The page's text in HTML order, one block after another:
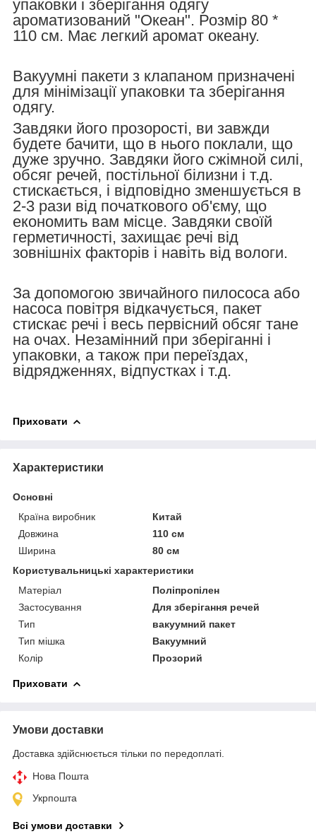
упаковки і зберігання одягу
ароматизований "Океан". Розмір 80 *
110 см. Має легкий аромат океану.
Вакуумні пакети з клапаном призначені
для мінімізації упаковки та зберігання
одягу.
Завдяки його прозорості, ви завжди
будете бачити, що в нього поклали, що
дуже зручно. Завдяки його сжімной силі,
обсяг речей, постільної білизни і т.д.
стискається, і відповідно зменшується в
2-3 рази від початкового об'єму, що
економить вам місце. Завдяки своїй
герметичності, захищає речі від
зовнішніх факторів і навіть від вологи.
За допомогою звичайного пилососа або
насоса повітря відкачується, пакет
стискає речі і весь первісний обсяг тане
на очах. Незамінний при зберіганні і
упаковки, а також при переїздах,
відрядженнях, відпустках і т.д.
Приховати
Характеристики
Основні
Країна виробник
Китай
Довжина
110 см
Ширина
80 см
Користувальницькі характеристики
Матеріал
Поліпропілен
Застосування
Для зберігання речей
Тип
вакуумний пакет
Тип мішка
Вакуумний
Колір
Прозорий
Приховати
Умови доставки
Доставка здійснюється тільки по передоплаті.
Нова Пошта
Укрпошта
Всі умови доставки